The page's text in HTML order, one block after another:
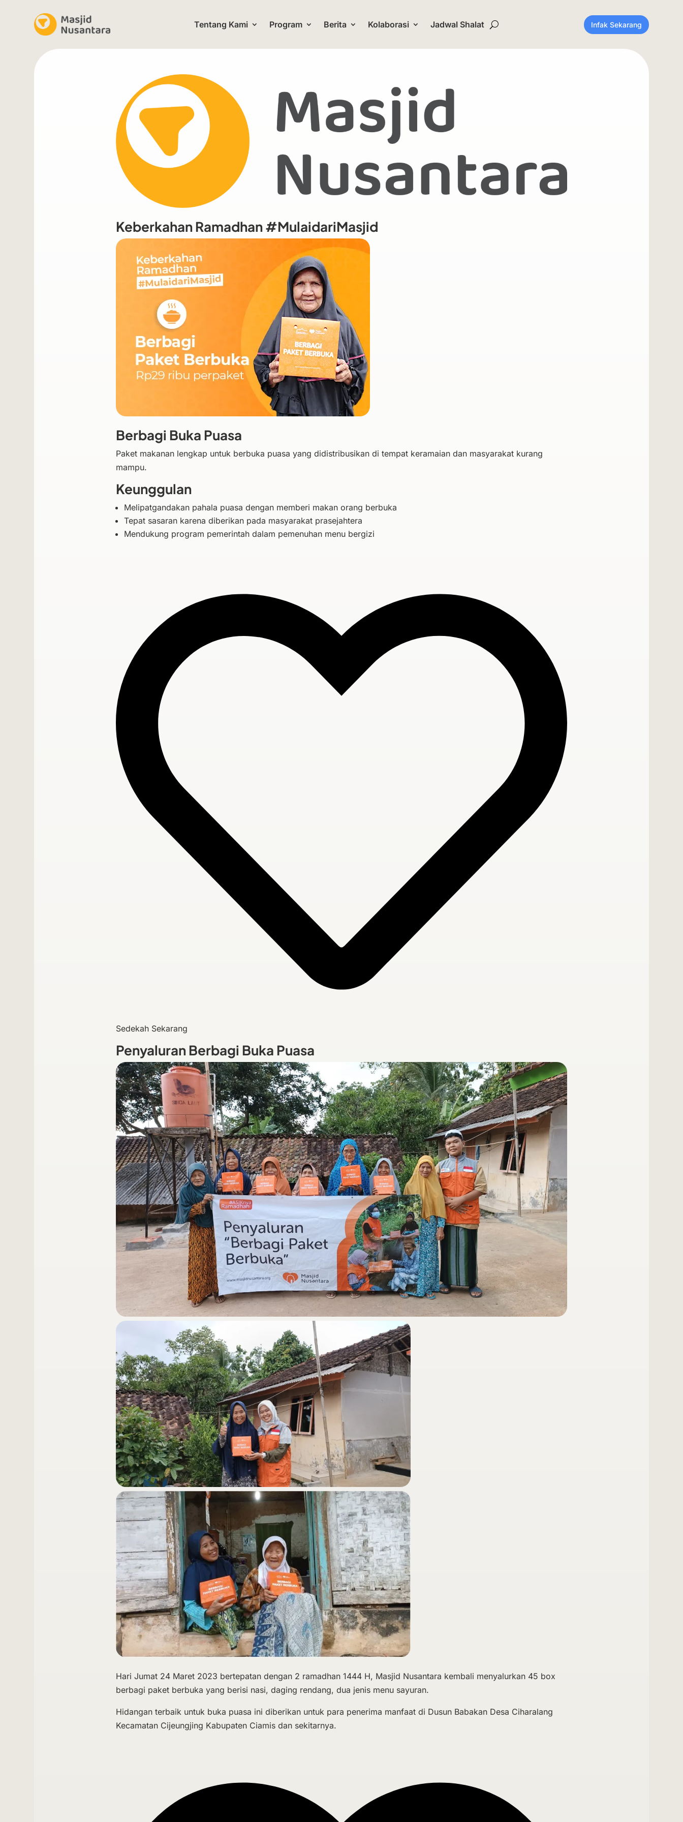
Tentang Kami Program Berita Kolaborasi Jadwal Shalat Infak Sekarang
Keberkahan Ramadhan #MulaidariMasjid
Berbagi Buka Puasa
Paket makanan lengkap untuk berbuka puasa yang didistribusikan di tempat keramaian dan masyarakat kurang
mampu.
Keunggulan
Melipatgandakan pahala puasa dengan memberi makan orang berbuka
Tepat sasaran karena diberikan pada masyarakat prasejahtera
Mendukung program pemerintah dalam pemenuhan menu bergizi
Sedekah Sekarang
Penyaluran Berbagi Buka Puasa
Hari Jumat 24 Maret 2023 bertepatan dengan 2 ramadhan 1444 H, Masjid Nusantara kembali menyalurkan 45 box
berbagi paket berbuka yang berisi nasi, daging rendang, dua jenis menu sayuran.
Hidangan terbaik untuk buka puasa ini diberikan untuk para penerima manfaat di Dusun Babakan Desa Ciharalang
Kecamatan Cijeungjing Kabupaten Ciamis dan sekitarnya.